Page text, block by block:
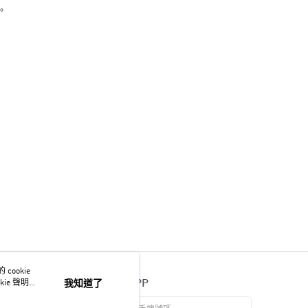
官方APP
cookie
聲明使
我知道了